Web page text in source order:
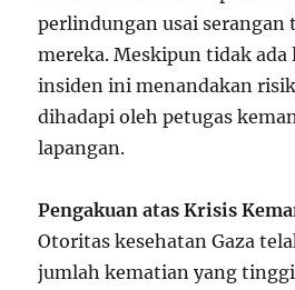
perlindungan usai serangan
mereka. Meskipun tidak ada
insiden ini menandakan
dihadapi oleh petugas
lapangan.
Pengakuan atas Krisis
Otoritas kesehatan Gaza
jumlah kematian yang